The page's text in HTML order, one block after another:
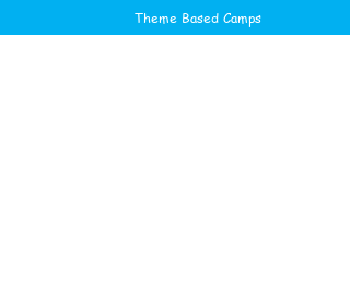
Theme Based Camps